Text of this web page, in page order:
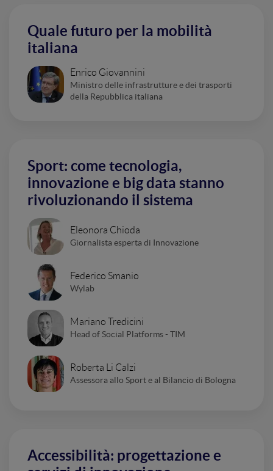
Quale futuro per la mobilità
italiana
Enrico Giovannini
Ministro delle infrastrutture e dei trasporti
della Repubblica italiana
Sport: come tecnologia,
innovazione e big data stanno
rivoluzionando il sistema
Eleonora Chioda
Giornalista esperta di Innovazione
Federico Smanio
Wylab
Mariano Tredicini
Head of Social Platforms - TIM
Roberta Li Calzi
Assessora allo Sport e al Bilancio di Bologna
Accessibilità: progettazione e